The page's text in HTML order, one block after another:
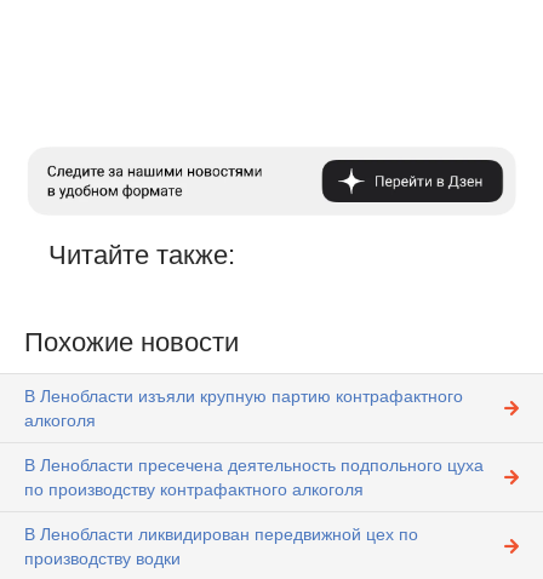
Читайте также:
Похожие новости
В Ленобласти изъяли крупную партию контрафактного
алкоголя
В Ленобласти пресечена деятельность подпольного цуха
по производству контрафактного алкоголя
В Ленобласти ликвидирован передвижной цех по
производству водки